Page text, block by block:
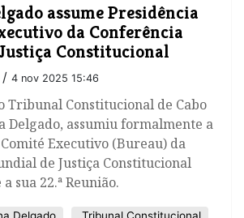
assume Presidência
da Conferência
Constitucional
/ 4 nov 2025 15:46
Tribunal Constitucional de Cabo
Delgado, assumiu formalmente a
Executivo (Bureau) da
de Justiça Constitucional
sua 22.ª Reunião.